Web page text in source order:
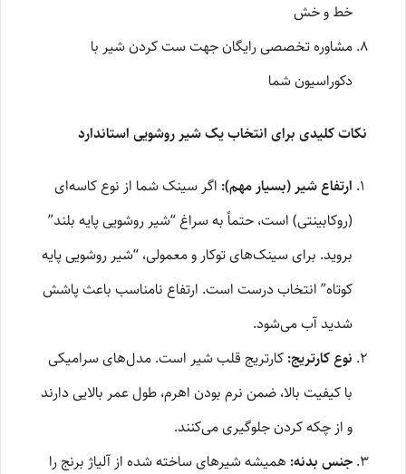
خط و خش
مشاوره تخصصی رایگان جهت ست کردن شیر با
دکوراسیون شما
نکات کلیدی برای انتخاب یک شیر روشویی استاندارد
ارتفاع شیر (بسیار مهم): اگر سینک شما از نوع کاسه‌ای
(روکابینتی) است، حتماً به سراغ “شیر روشویی پایه بلند”
بروید. برای سینک‌های توکار و معمولی، “شیر روشویی پایه
کوتاه” انتخاب درست است. ارتفاع نامناسب باعث پاشش
شدید آب می‌شود.
نوع کارتریج: کارتریج قلب شیر است. مدل‌های سرامیکی
با کیفیت بالا، ضمن نرم بودن اهرم، طول عمر بالایی دارند
و از چکه کردن جلوگیری می‌کنند.
جنس بدنه: همیشه شیرهای ساخته شده از آلیاژ برنج را